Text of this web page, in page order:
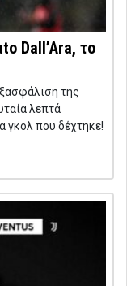
Dall’Ara, το
της
λεπτά
γκολ που δέχτηκε!